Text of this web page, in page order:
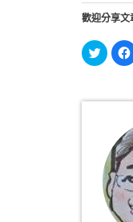
歡迎分享文
分
享
視